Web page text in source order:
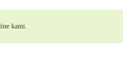
kami.